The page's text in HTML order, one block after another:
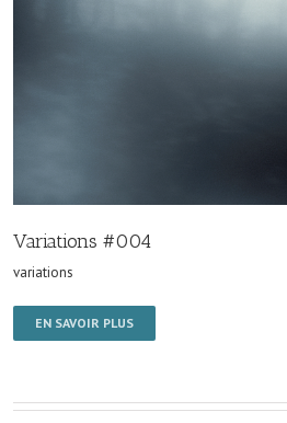
Variations #004
variations
EN SAVOIR PLUS